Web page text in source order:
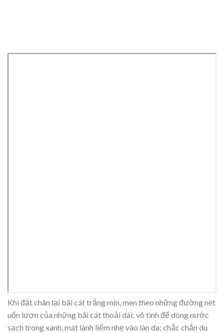
Khi đặt chân lại bãi cát trắng mịn, men theo những đường nét
uốn lượn của những bãi cát thoải dài; vô tình để dòng nước
sạch trong xanh, mát lành liếm nhẹ vào làn da; chắc chắn du